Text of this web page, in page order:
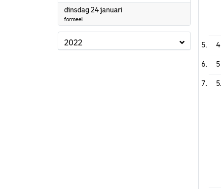
dinsdag 24 januari
formeel
2022 4
5